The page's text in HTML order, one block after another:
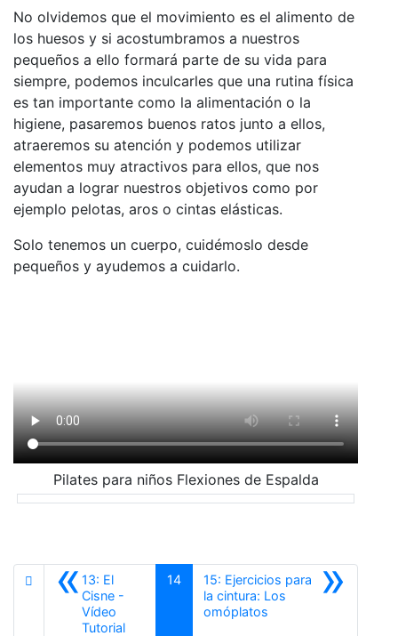
No olvidemos que el movimiento es el alimento de
los huesos y si acostumbramos a nuestros
pequeños a ello formará parte de su vida para
siempre, podemos inculcarles que una rutina física
es tan importante como la alimentación o la
higiene, pasaremos buenos ratos junto a ellos,
atraeremos su atención y podemos utilizar
elementos muy atractivos para ellos, que nos
ayudan a lograr nuestros objetivos como por
ejemplo pelotas, aros o cintas elásticas.
Solo tenemos un cuerpo, cuidémoslo desde
pequeños y ayudemos a cuidarlo.
Pilates para niños Flexiones de Espalda
«13: El
Cisne -
Vídeo
TutorialAnterior
14 »
15: Ejercicios para
la cintura: Los
omóplatos